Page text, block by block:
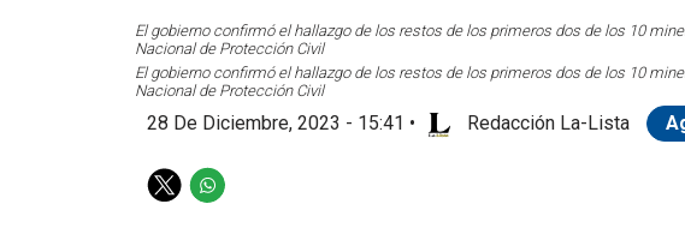
El gobierno confirmó el hallazgo de los restos de los primeros dos de los 10
Nacional de Protección Civil
El gobierno confirmó el hallazgo de los restos de los primeros dos de los 10
Nacional de Protección Civil
28 De Diciembre, 2023 - 15:41 • Redacción La-Lista
T
W